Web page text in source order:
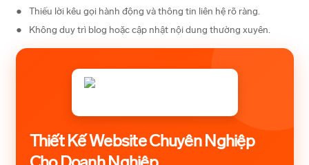
Thiếu lời kêu gọi hành động và thông tin liên hệ rõ ràng.
Không duy trì blog hoặc cập nhật nội dung thường xuyên.
Thiết Kế Website Chuyên Nghiệp